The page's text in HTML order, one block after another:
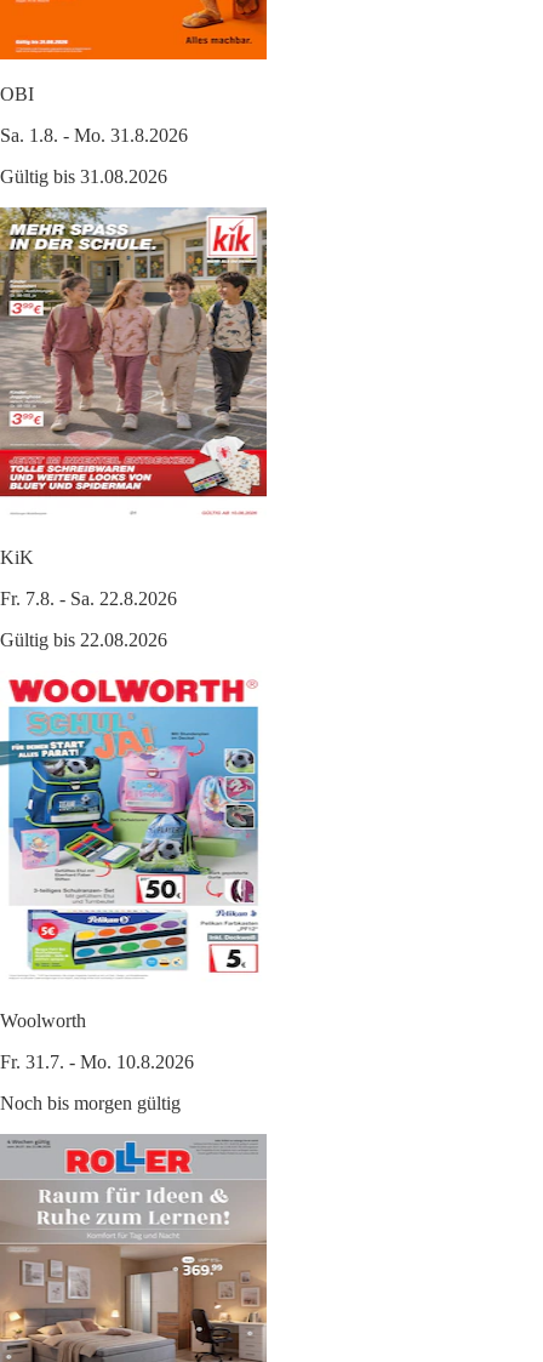
OBI
Sa. 1.8. - Mo. 31.8.2026
Gültig bis 31.08.2026
KiK
Fr. 7.8. - Sa. 22.8.2026
Gültig bis 22.08.2026
Woolworth
Fr. 31.7. - Mo. 10.8.2026
Noch bis morgen gültig